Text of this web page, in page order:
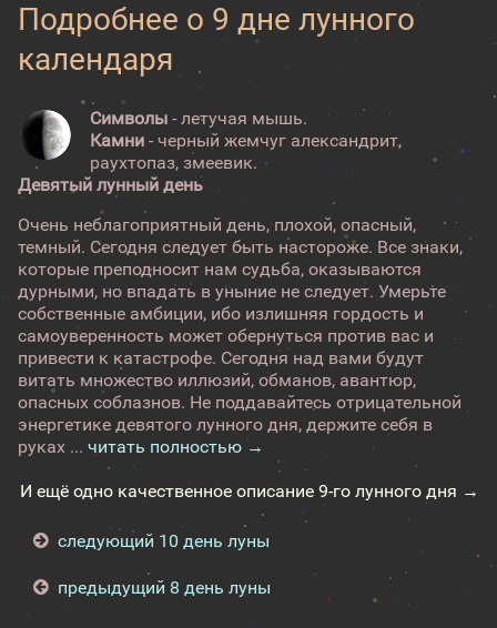
Подробнее о 9 дне лунного
календаря
Символы - летучая мышь.
Камни - черный жемчуг александрит,
раухтопаз, змеевик.
Девятый лунный день
Очень неблагоприятный день, плохой, опасный,
темный. Сегодня следует быть настороже. Все знаки,
которые преподносит нам судьба, оказываются
дурными, но впадать в уныние не следует. Умерьте
собственные амбиции, ибо излишняя гордость и
самоуверенность может обернуться против вас и
привести к катастрофе. Сегодня над вами будут
витать множество иллюзий, обманов, авантюр,
опасных соблазнов. Не поддавайтесь отрицательной
энергетике девятого лунного дня, держите себя в
руках ... читать полностью →
И ещё одно качественное описание 9-го лунного дня →
следующий 10 день луны
предыдущий 8 день луны